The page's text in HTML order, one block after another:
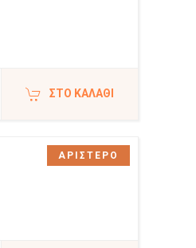
ΣΤΟ ΚΑΛΆΘΙ
ΑΡΙΣΤΕΡΟ